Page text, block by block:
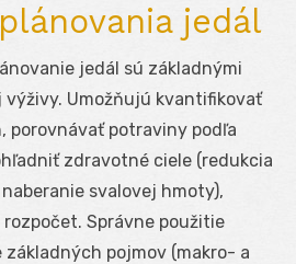
jedál
jedál sú základnými
Umožňujú kvantifikovať
porovnávať potraviny podľa
zdravotné ciele (redukcia
svalovej hmoty),
Správne použitie
pojmov (makro- a